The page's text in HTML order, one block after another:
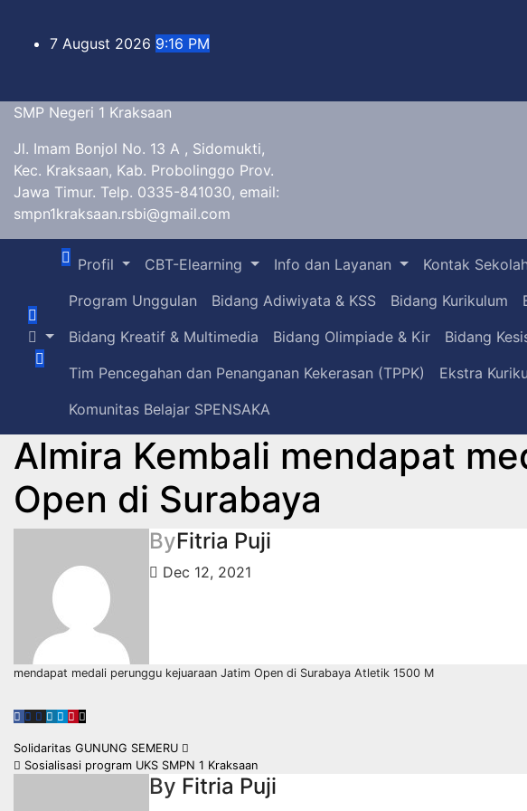
content
7 August 2026 9:16 PM
SMP Negeri 1 Kraksaan
Jl. Imam Bonjol No. 13 A , Sidomukti,
Kec. Kraksaan, Kab. Probolinggo Prov.
Jawa Timur. Telp. 0335-841030, email:
smpn1kraksaan.rsbi@gmail.com
Profil CBT-Elearning Info dan Layanan Kontak
Program Unggulan
Bidang Adiwiyata & KSS Bidang Kurikulum
Bidang Kreatif & Multimedia
Bidang Olimpiade & Kir Bidang
Tim Pencegahan dan Penanganan Kekerasan (TPPK)
Ekstra
Komunitas Belajar SPENSAKA
Almira Kembali mendapat
Open di Surabaya
ByFitria Puji
Dec 12, 2021
mendapat medali perunggu kejuaraan Jatim Open di Surabaya Atletik 1500 M
Post
navigation
Solidaritas GUNUNG SEMERU
Sosialisasi program UKS SMPN 1 Kraksaan
By Fitria Puji